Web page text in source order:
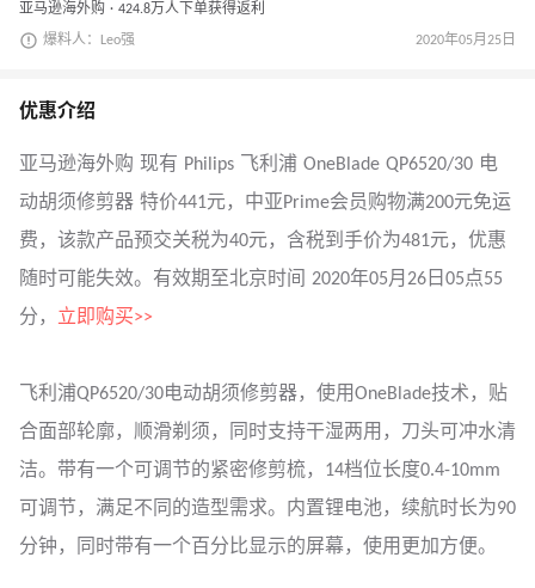
亚马逊海外购 · 424.8万人下单获得返利
爆料人：Leo强 2020年05月25日
优惠介绍
亚马逊海外购 现有 Philips 飞利浦 OneBlade QP6520/30 电
动胡须修剪器 特价441元，中亚Prime会员购物满200元免运
费，该款产品预交关税为40元，含税到手价为481元，优惠
随时可能失效。有效期至北京时间 2020年05月26日05点55
分， 立即购买>>
飞利浦QP6520/30电动胡须修剪器，使用OneBlade技术，贴
合面部轮廓，顺滑剃须，同时支持干湿两用，刀头可冲水清
洁。带有一个可调节的紧密修剪梳，14档位长度0.4-10mm
可调节，满足不同的造型需求。内置锂电池，续航时长为90
分钟，同时带有一个百分比显示的屏幕，使用更加方便。